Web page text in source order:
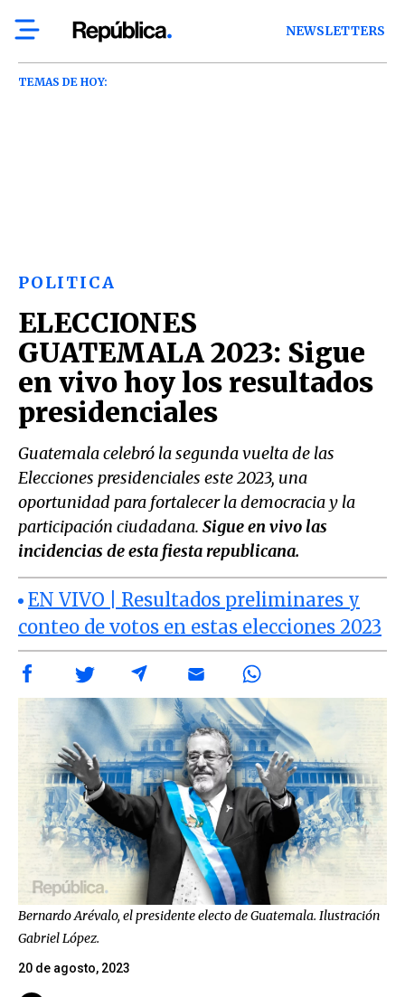
NEWSLETTERS
TEMAS DE HOY:
POLITICA
ELECCIONES
GUATEMALA 2023: Sigue
en vivo hoy los resultados
presidenciales
Guatemala celebró la segunda vuelta de las
Elecciones presidenciales este 2023, una
oportunidad para fortalecer la democracia y la
participación ciudadana. Sigue en vivo las
incidencias de esta fiesta republicana.
EN VIVO | Resultados preliminares y
conteo de votos en estas elecciones 2023
Bernardo Arévalo, el presidente electo de Guatemala. Ilustración
Gabriel López.
20 de agosto, 2023